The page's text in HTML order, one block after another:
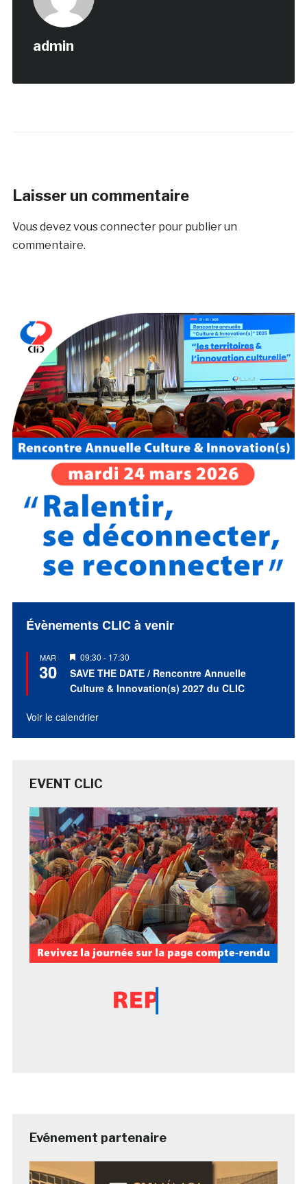
admin
Laisser un commentaire
Vous devezvous connecterpour publier un
commentaire.
Évènements CLIC à venir
MAR
30
Mis
en
avant
09:30 - 17:30
SAVE THE DATE / Rencontre Annuelle
Culture & Innovation(s) 2027 du CLIC
Voir le calendrier
EVENT CLIC
Evénement partenaire